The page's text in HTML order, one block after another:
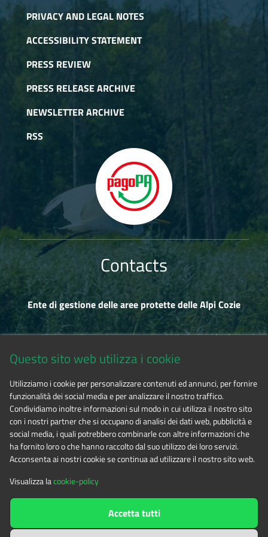
PRIVACY AND LEGAL NOTES
ACCESSIBILITY STATEMENT
PRESS REVIEW
PRESS RELEASE ARCHIVE
NEWSLETTER ARCHIVE
RSS
Contacts
Ente di gestione delle aree protette delle Alpi Cozie
Via Fransuà Fontan, 1 - 10050 Salbertrand (TO)
Phone 0122.854720
E-mailalpicozie@cert.ruparpiemonte.it
The contents of this websitebyEnte di gestione delle aree
protette delle Alpi Cozieis licensed under
Attribution-NonCommercial-NoDerivatives 4.0 International
Questo sito web utilizza i cookie
Utilizziamo i cookie per personalizzare contenuti ed annunci, per fornire
funzionalità dei social media e per analizzare il nostro traffico.
Condividiamo inoltre informazioni sul modo in cui utilizza il nostro sito
con i nostri partner che si occupano di analisi dei dati web, pubblicità e
social media, i quali potrebbero combinarle con altre informazioni che
ha fornito loro o che hanno raccolto dal suo utilizzo dei loro servizi.
Acconsenta ai nostri cookie se continua ad utilizzare il nostro sito web.
Visualizza lacookie-policy
Accetta tutti